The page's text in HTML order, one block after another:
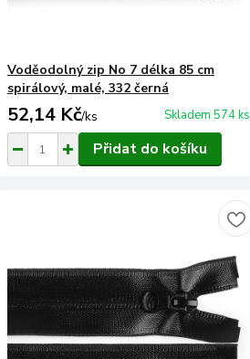
Voděodolný zip No 7 délka 85 cm
spirálový, malé, 332 černá
52,14 Kč/ks Skladem 574 ks
Přidat do košíku